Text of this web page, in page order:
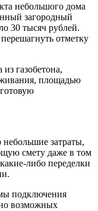
небольшого дома
загородный
30 тысяч рублей.
отметку
из газобетона,
площадью
затраты,
смету даже в том
либо переделки
подключения
возможных